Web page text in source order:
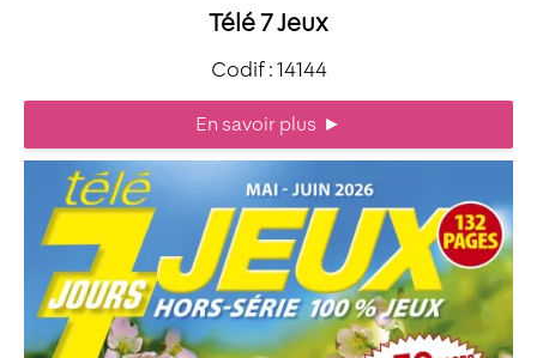
Télé 7 Jeux
Codif : 14144
En savoir plus ►